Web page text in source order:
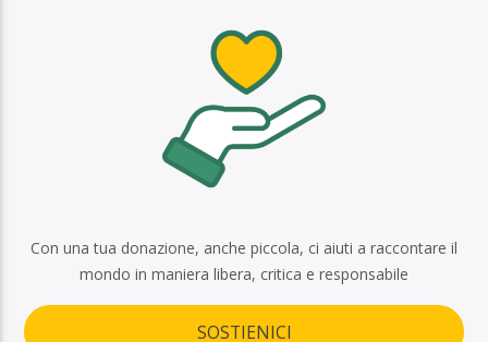
Con una tua donazione, anche piccola, ci aiuti a raccontare il
mondo in maniera libera, critica e responsabile
SOSTIENICI